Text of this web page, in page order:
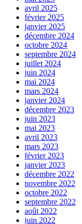
avril 2025
février 2025
janvier 2025
décembre 2024
octobre 2024
septembre 2024
juillet 2024
juin 2024
mai 2024
mars 2024
janvier 2024
décembre 2023
juin 2023
mai 2023
avril 2023
mars 2023
février 2023
janvier 2023
décembre 2022
novembre 2022
octobre 2022
septembre 2022
août 2022
juin 2022